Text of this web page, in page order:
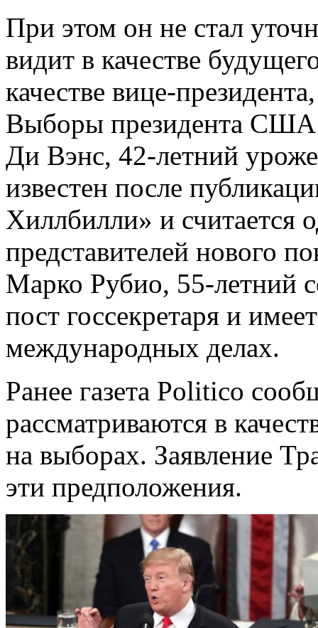
При этом он не стал
видит в качестве
качестве вице-
Выборы президента США
Ди Вэнс, 42-летний
известен после
Хиллбилли» и считается
представителей нового
Марко Рубио, 55-летний
пост госсекретаря и
международных делах.
Ранее газета Politico
рассматриваются в
на выборах. Заявление
эти предположения.